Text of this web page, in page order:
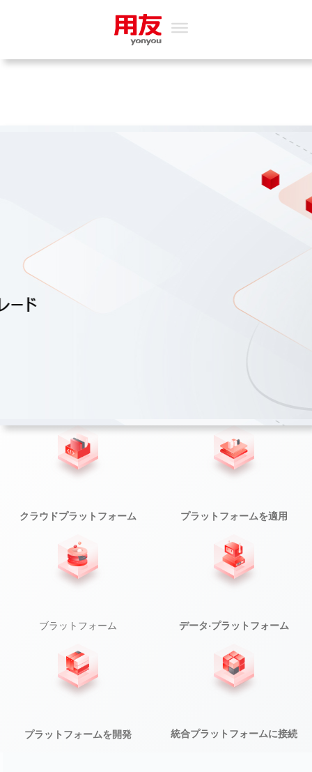
クラウドプラットフォーム プラットフォームを適用
ブラットフォーム データ·プラットフォーム
プラットフォームを開発 統合プラットフォームに接続